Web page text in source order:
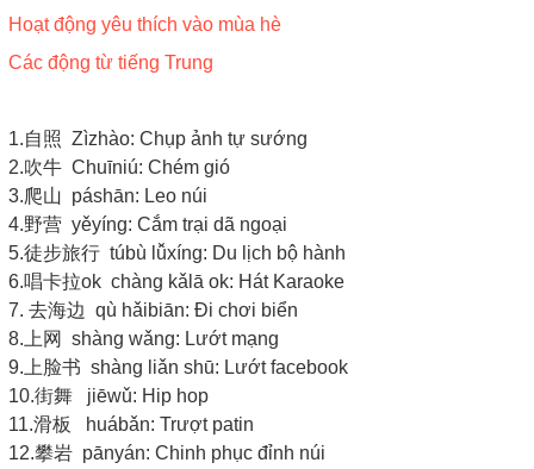
Hoạt động yêu thích vào mùa hè
Các động từ tiếng Trung
1.自照 Zìzhào: Chụp ảnh tự sướng
2.吹牛 Chuīniú: Chém gió
3.爬山 páshān: Leo núi
4.野营 yěyíng: Cắm trại dã ngoại
5.徒步旅行 túbù lǚxíng: Du lịch bộ hành
6.唱卡拉ok chàng kǎlā ok: Hát Karaoke
7. 去海边 qù hǎibiān: Đi chơi biển
8.上网 shàng wǎng: Lướt mạng
9.上脸书 shàng liǎn shū: Lướt facebook
10.街舞 jiēwǔ: Hip hop
11.滑板 huábǎn: Trượt patin
12.攀岩 pānyán: Chinh phục đỉnh núi